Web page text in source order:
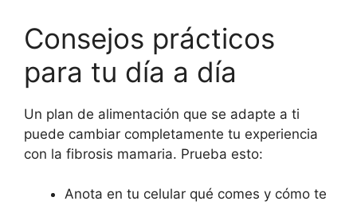
Consejos prácticos
para tu día a día
Un plan de alimentación que se adapte a ti
puede cambiar completamente tu experiencia
con la fibrosis mamaria. Prueba esto:
Anota en tu celular qué comes y cómo te